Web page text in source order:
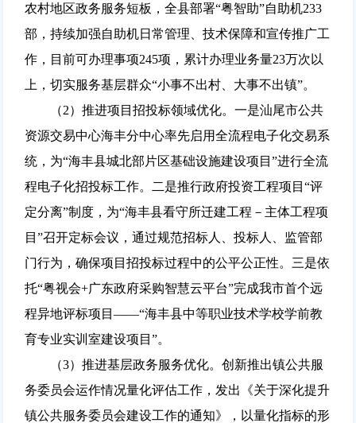
农村地区政务服务短板，全县部署“粤智助”自助机233
部，持续加强自助机日常管理、技术保障和宣传推广工
作，目前可办理事项245项，累计办理业务量23万次以
上，切实服务基层群众“小事不出村、大事不出镇”。
（2）推进项目招投标领域优化。一是汕尾市公共
资源交易中心海丰分中心率先启用全流程电子化交易系
统，为“海丰县城北部片区基础设施建设项目”进行全流
程电子化招投标工作。二是推行政府投资工程项目“评
定分离”制度，为“海丰县看守所迁建工程－主体工程项
目”召开定标会议，通过规范招标人、投标人、监管部
门行为，确保项目招投标过程中的公平公正性。三是依
托“粤视会+广东政府采购智慧云平台”完成我市首个远
程异地评标项目——“海丰县中等职业技术学校学前教
育专业实训室建设项目”。
（3）推进基层政务服务优化。创新推出镇公共服
务委员会运作情况量化评估工作，发出《关于深化提升
镇公共服务委员会建设工作的通知》，以量化指标的形